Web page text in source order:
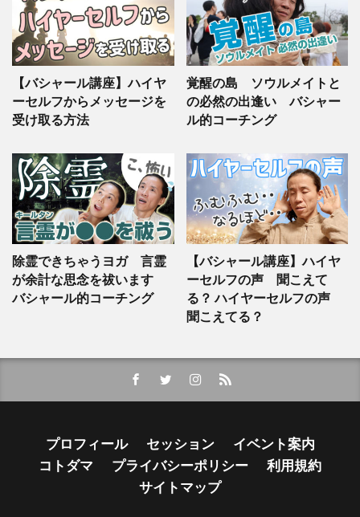
【バシャール講座】ハイヤ
ーセルフからメッセージを
受け取る方法
覚醒の島 ソウルメイトと
の必然の出逢い バシャー
ル的コーチング
除霊できちゃうヨガ 言霊
が余計な思念を祓います
バシャール的コーチング
【バシャール講座】ハイヤ
ーセルフの声 聞こえて
る？ ハイヤーセルフの声
聞こえてる？
プロフィール セッション
イベント案内
コトダマ
プライバシーポリシー
利用規約
サイトマップ